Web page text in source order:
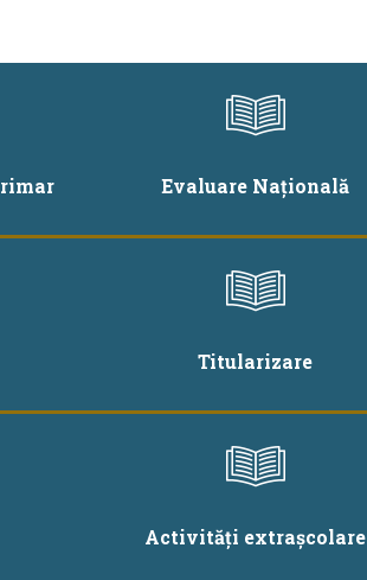
Evaluare Națională
Titularizare
Activități extrașcolare